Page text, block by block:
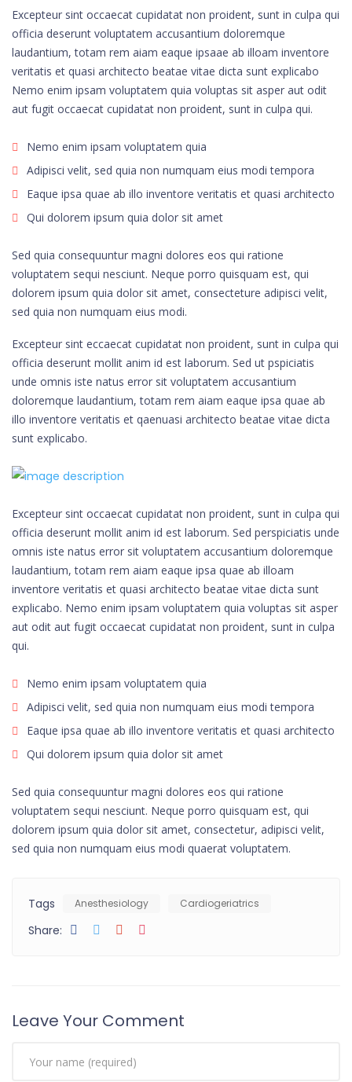
Excepteur sint occaecat cupidatat non proident, sunt in culpa qui
officia deserunt voluptatem accusantium doloremque
laudantium, totam rem aiam eaque ipsaae ab illoam inventore
veritatis et quasi architecto beatae vitae dicta sunt explicabo
Nemo enim ipsam voluptatem quia voluptas sit asper aut odit
aut fugit occaecat cupidatat non proident, sunt in culpa qui.
Nemo enim ipsam voluptatem quia
Adipisci velit, sed quia non numquam eius modi tempora
Eaque ipsa quae ab illo inventore veritatis et quasi architecto
Qui dolorem ipsum quia dolor sit amet
Sed quia consequuntur magni dolores eos qui ratione
voluptatem sequi nesciunt. Neque porro quisquam est, qui
dolorem ipsum quia dolor sit amet, consecteture adipisci velit,
sed quia non numquam eius modi.
Excepteur sint eccaecat cupidatat non proident, sunt in culpa qui
officia deserunt mollit anim id est laborum. Sed ut pspiciatis
unde omnis iste natus error sit voluptatem accusantium
doloremque laudantium, totam rem aiam eaque ipsa quae ab
illo inventore veritatis et qaenuasi architecto beatae vitae dicta
sunt explicabo.
Excepteur sint occaecat cupidatat non proident, sunt in culpa qui
officia deserunt mollit anim id est laborum. Sed perspiciatis unde
omnis iste natus error sit voluptatem accusantium doloremque
laudantium, totam rem aiam eaque ipsa quae ab illoam
inventore veritatis et quasi architecto beatae vitae dicta sunt
explicabo. Nemo enim ipsam voluptatem quia voluptas sit asper
aut odit aut fugit occaecat cupidatat non proident, sunt in culpa
qui.
Nemo enim ipsam voluptatem quia
Adipisci velit, sed quia non numquam eius modi tempora
Eaque ipsa quae ab illo inventore veritatis et quasi architecto
Qui dolorem ipsum quia dolor sit amet
Sed quia consequuntur magni dolores eos qui ratione
voluptatem sequi nesciunt. Neque porro quisquam est, qui
dolorem ipsum quia dolor sit amet, consectetur, adipisci velit,
sed quia non numquam eius modi quaerat voluptatem.
Tags Anesthesiology Cardiogeriatrics
Share:
Leave Your Comment